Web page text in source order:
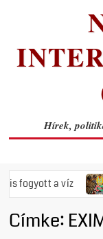
Hírek,
a víz
Címke: